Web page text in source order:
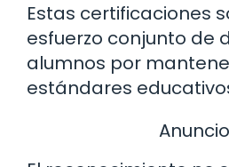
Estas certificaciones
esfuerzo conjunto de
alumnos por
estándares